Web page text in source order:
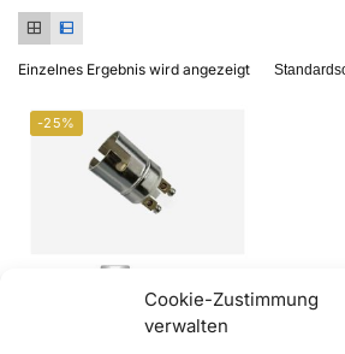
Cookie-Zustimmung
verwalten
Einzelnes Ergebnis wird angezeigt
-25%